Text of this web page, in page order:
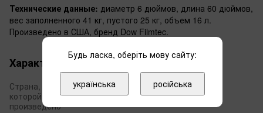
Технические данные: диаметр 6 дюймов, длина 60 дюймов,
вес заполненного 41 кг, пустого 25 кг, объем 16 л.
Произведено в США, бренд Dow Filmtec.
Характеристики
Страна, в
которой
произведено
США
Будь ласка, оберіть мову сайту:
українська російська